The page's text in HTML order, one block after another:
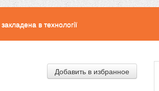
в технології
Добавить в избранное